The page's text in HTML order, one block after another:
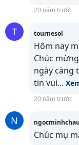
20 năm trước
T tournesol
Hôm nay
Chúc
ngày càng
tin vui...
20 năm trước
N ngocminhchau
Chúc mụ